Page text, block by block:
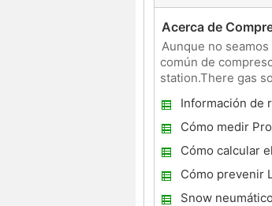
Acerca de
Aunque no
común de
station.There gas
Información de
Cómo medir
Cómo calcular
Cómo prevenir
Snow